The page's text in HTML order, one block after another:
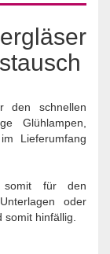
den schnellen
Glühlampen,
Lieferumfang
somit für den
oder
hinfällig.